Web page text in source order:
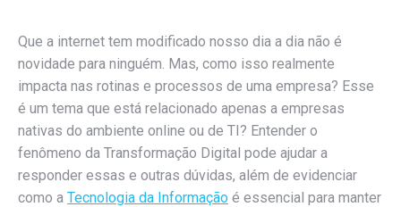
Que a internet tem modificado nosso dia a dia não é
novidade para ninguém. Mas, como isso realmente
impacta nas rotinas e processos de uma empresa? Esse
é um tema que está relacionado apenas a empresas
nativas do ambiente online ou de TI? Entender o
fenômeno da Transformação Digital pode ajudar a
responder essas e outras dúvidas, além de evidenciar
como a Tecnologia da Informação é essencial para manter